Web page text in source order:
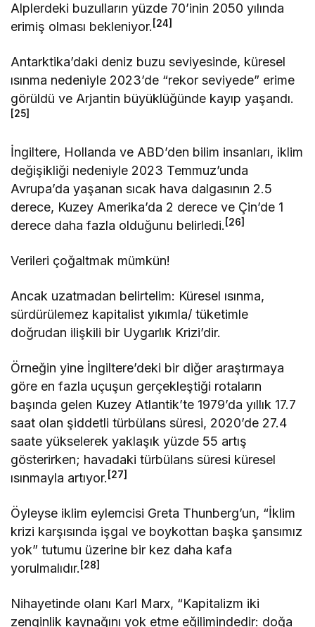
Alplerdeki buzulların yüzde 70’inin 2050 yılında
erimiş olması bekleniyor. [24]
Antarktika’daki deniz buzu seviyesinde, küresel
ısınma nedeniyle 2023’de “rekor seviyede” erime
görüldü ve Arjantin büyüklüğünde kayıp yaşandı.
[25]
İngiltere, Hollanda ve ABD’den bilim insanları, iklim
değişikliği nedeniyle 2023 Temmuz’unda
Avrupa’da yaşanan sıcak hava dalgasının 2.5
derece, Kuzey Amerika’da 2 derece ve Çin’de 1
derece daha fazla olduğunu belirledi. [26]
Verileri çoğaltmak mümkün!
Ancak uzatmadan belirtelim: Küresel ısınma,
sürdürülemez kapitalist yıkımla/ tüketimle
doğrudan ilişkili bir Uygarlık Krizi’dir.
Örneğin yine İngiltere’deki bir diğer araştırmaya
göre en fazla uçuşun gerçekleştiği rotaların
başında gelen Kuzey Atlantik’te 1979’da yıllık 17.7
saat olan şiddetli türbülans süresi, 2020’de 27.4
saate yükselerek yaklaşık yüzde 55 artış
gösterirken; havadaki türbülans süresi küresel
ısınmayla artıyor. [27]
Öyleyse iklim eylemcisi Greta Thunberg’un, “İklim
krizi karşısında işgal ve boykottan başka şansımız
yok” tutumu üzerine bir kez daha kafa
yorulmalıdır. [28]
Nihayetinde olanı Karl Marx, “Kapitalizm iki
zenginlik kaynağını yok etme eğilimindedir: doğa